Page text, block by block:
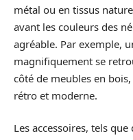
métal ou en tissus
avant les couleurs des
agréable. Par exemple,
magnifiquement se
côté de meubles en
rétro et moderne.
Les accessoires, tels